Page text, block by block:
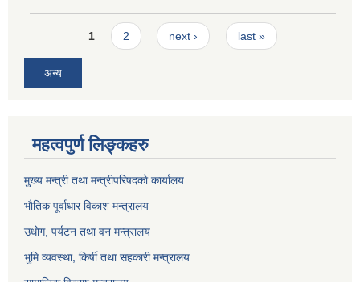
Pages1 2 next › last »
अन्य
महत्वपुर्ण लिङ्कहरु
मुख्य मन्त्री तथा मन्त्रीपरिषदकाे कार्यालय
भाैतिक पूर्वाधार विकाश मन्त्रालय
उधाेग, पर्यटन तथा वन मन्त्रालय
भुमि व्यवस्था, किर्षी तथा सहकारी मन्त्रालय